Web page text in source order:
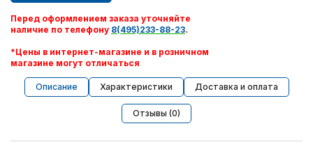
Перед оформлением заказа уточняйте
наличие по телефону 8(495)233-88-23.
*Цены в интернет-магазине и в розничном
магазине могут отличаться
Описание Характеристики Доставка и оплата
Отзывы (0)